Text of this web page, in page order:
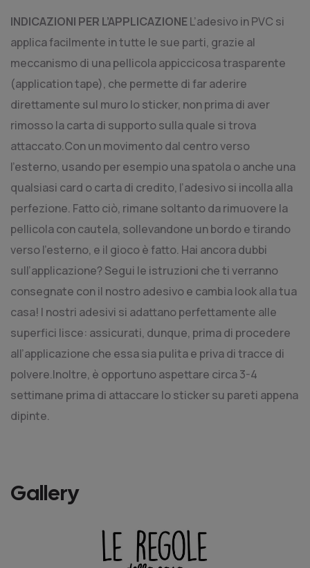
INDICAZIONI PER L’APPLICAZIONEL’adesivo in PVC si
applica facilmente in tutte le sue parti, grazie al
meccanismo di una pellicola appiccicosa trasparente
(application tape), che permette di far aderire
direttamente sul muro lo sticker, non prima di aver
rimosso la carta di supporto sulla quale si trova
attaccato.Con un movimento dal centro verso
l’esterno, usando per esempio una spatola o anche una
qualsiasi card o carta di credito, l’adesivo si incolla alla
perfezione. Fatto ciò, rimane soltanto da rimuovere la
pellicola con cautela, sollevandone un bordo e tirando
verso l’esterno, e il gioco è fatto. Hai ancora dubbi
sull’applicazione? Segui le istruzioni che ti verranno
consegnate con il nostro adesivo e cambia look alla tua
casa! I nostri adesivi si adattano perfettamente alle
superfici lisce: assicurati, dunque, prima di procedere
all’applicazione che essa sia pulita e priva di tracce di
polvere.Inoltre, è opportuno aspettare circa 3-4
settimane prima di attaccare lo sticker su pareti appena
dipinte.
Gallery